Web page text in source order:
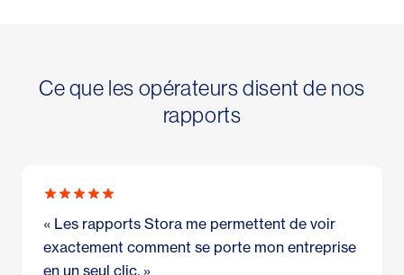
Ce que les opérateurs disent de nos
rapports
« Les rapports Stora me permettent de voir
exactement comment se porte mon entreprise
en un seul clic. »